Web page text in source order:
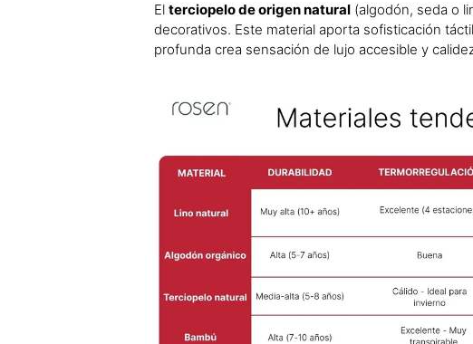
Elterciopelo de origen natural (algodón, seda o
decorativos. Este material aporta sofisticación
profunda crea sensación de lujo accesible y